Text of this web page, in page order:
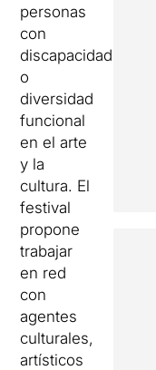
personas
con
discapacidad
o
diversidad
funcional
en el arte
y la
cultura. El
festival
propone
trabajar
en red
con
agentes
culturales,
artísticos